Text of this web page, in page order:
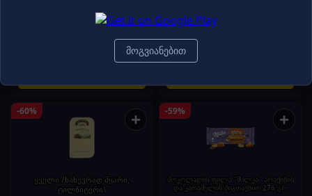
-60% +
ყველი /ნახევრად მყარი,
ტილზიტერი\
-59% +
შოკოლადის ფილა "მილკა" არაქისის
და კარამელის შიგთავსით 276 გრ
მოგვიანებით